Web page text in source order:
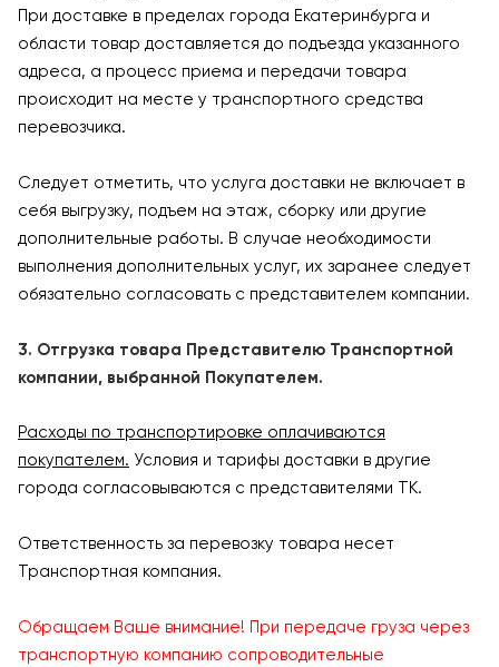
При доставке в пределах города Екатеринбурга и
области товар доставляется до подъезда указанного
адреса, а процесс приема и передачи товара
происходит на месте у транспортного средства
перевозчика.
Следует отметить, что услуга доставки не включает в
себя выгрузку, подъем на этаж, сборку или другие
дополнительные работы. В случае необходимости
выполнения дополнительных услуг, их заранее следует
обязательно согласовать с представителем компании.
3. Отгрузка товара Представителю Транспортной
компании, выбранной Покупателем.
Расходы по транспортировке оплачиваются
покупателем. Условия и тарифы доставки в другие
города согласовываются с представителями ТК.
Ответственность за перевозку товара несет
Транспортная компания.
Обращаем Ваше внимание! При передаче груза через
транспортную компанию сопроводительные